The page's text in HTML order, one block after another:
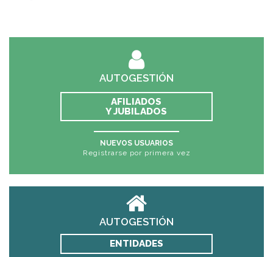
AUTOGESTIÓN
AFILIADOS
Y JUBILADOS
NUEVOS USUARIOS
Registrarse por primera vez
AUTOGESTIÓN
ENTIDADES